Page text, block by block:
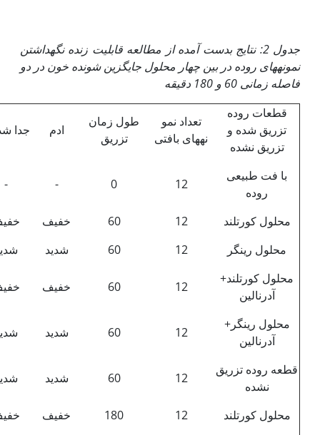
جدول 2: نتایج بدست آمده از مطالعه قابلیت زنده نگه‏داشتن
نمونه‏های روده در بین چهار محلول جایگزین شونده خون در دو
فاصله زمانی 60 و 180 دقیقه
قطعات روده
تزریق شده و
تزریق نشده
تعداد نمو
نههای بافتی
طول زمان
تزریق
ادم جدا
با فت طبیعی
روده
12
0
-
-
محلول کورتلند 12
60 خفیف
محلول رینگر
12
60 شدید
محلول کورتلند+
آدرنالین
12
60 خفیف
محلول رینگر+
آدرنالین
12
60 شدید
قطعه روده تزریق
نشده
12
60 شدید
محلول کورتلند 12
180 خفیف